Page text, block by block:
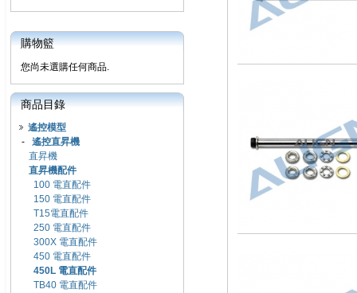
購物籃
您尚未選購任何商品.
商品目錄
遙控模型
- 遙控直昇機
直昇機
直昇機配件
100 電直配件
150 電直配件
T15電直配件
250 電直配件
300X 電直配件
450 電直配件
450L 電直配件
TB40 電直配件